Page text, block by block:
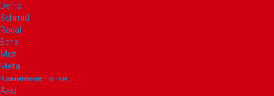
Defro
Schmid
Rocal
Echa
Mcz
Meta
Каминные топки
Axis